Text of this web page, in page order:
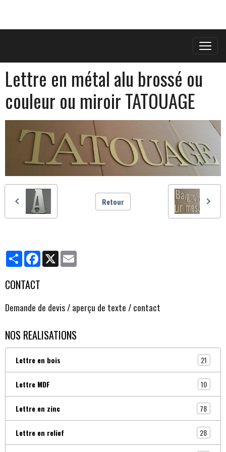
Lettre en métal alu brossé ou
couleur ou miroir TATOUAGE
Retour
PartagerFacebook
X
CONTACT
Demande de devis / aperçu de texte / contact
NOS REALISATIONS
Lettre en bois 21
Lettre MDF 10
Lettre en zinc 78
Lettre en relief 28